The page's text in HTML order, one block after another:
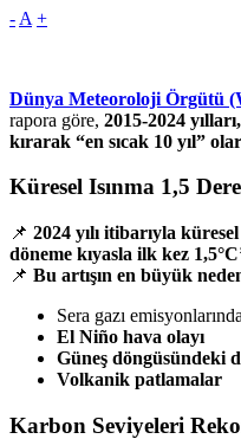
- A +
Dünya Meteoroloji Örgütü
rapora göre, 2015-2024
kırarak “en sıcak 10 yıl”
Küresel Isınma 1,5
📌 2024 yılı itibarıyla
döneme kıyasla ilk kez
📌 Bu artışın en büyük
Sera gazı
El Niño hava olayı
Güneş döngüsündeki
Volkanik patlamalar
Karbon Seviyeleri